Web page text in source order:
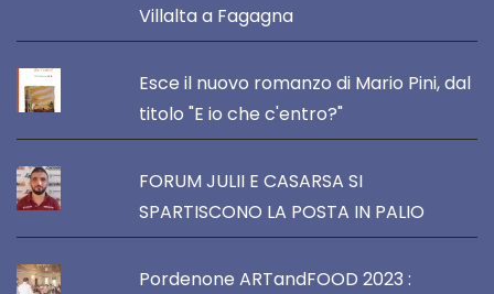
Villalta a Fagagna
Esce il nuovo romanzo di Mario Pini, dal
titolo "E io che c'entro?"
FORUM JULII E CASARSA SI
SPARTISCONO LA POSTA IN PALIO
Pordenone ARTandFOOD 2023 :